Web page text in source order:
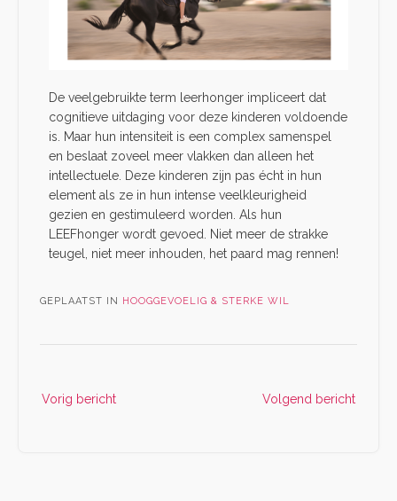
De veelgebruikte term leerhonger impliceert dat
cognitieve uitdaging voor deze kinderen voldoende
is. Maar hun intensiteit is een complex samenspel
en beslaat zoveel meer vlakken dan alleen het
intellectuele. Deze kinderen zijn pas écht in hun
element als ze in hun intense veelkleurigheid
gezien en gestimuleerd worden. Als hun
LEEFhonger wordt gevoed. Niet meer de strakke
teugel, niet meer inhouden, het paard mag rennen!
GEPLAATST IN HOOGGEVOELIG & STERKE WIL
Vorig bericht Volgend bericht